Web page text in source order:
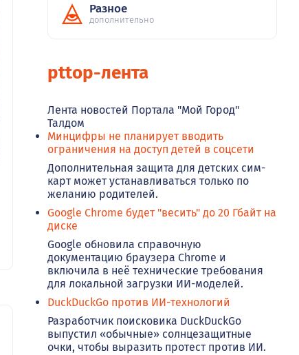
Разное
дополнительно
pttop-лента
Лента новостей Портала "Мой Город"
Талдом
Минцифры не планирует вводить
ограничения на доступ детей в соцсети
Дополнительная защита для детских сим-
карт может устанавливаться только по
желанию родителей.
Google Chrome будет "весить" до 20 Гбайт на
диске
Google обновила справочную
документацию браузера Chrome и
включила в неё технические требования
для локальной загрузки ИИ-моделей.
DuckDuckGo против ИИ-технологий
Разработчик поисковика DuckDuckGo
выпустил «обычные» солнцезащитные
очки, чтобы выразить протест против ИИ.